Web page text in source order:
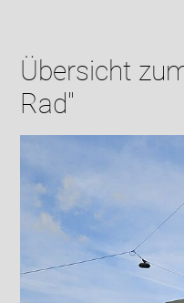
Übersicht
Rad"